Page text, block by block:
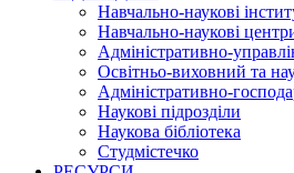
Навчально-наукові
Навчально-наукові
Адміністративно-
Освітньо-виховний та
Адміністративно-
Наукові підрозділи
Наукова бібліотека
Студмістечко